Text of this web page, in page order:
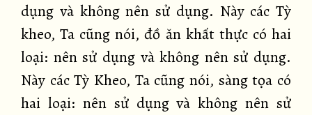
dụng và không nên sử dụng. Này các Tỳ
kheo, Ta cũng nói, đồ ăn khất thực có hai
loại: nên sử dụng và không nên sử dụng.
Này các Tỳ Kheo, Ta cũng nói, sàng tọa có
hai loại: nên sử dụng và không nên sử